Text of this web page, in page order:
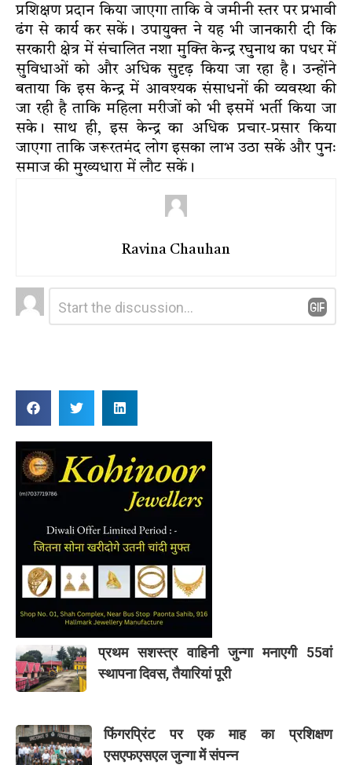
प्रशिक्षण प्रदान किया जाएगा ताकि वे जमीनी स्तर पर प्रभावी
ढंग से कार्य कर सकें। उपायुक्त ने यह भी जानकारी दी कि
सरकारी क्षेत्र में संचालित नशा मुक्ति केन्द्र रघुनाथ का पधर में
सुविधाओं को और अधिक सुदृढ़ किया जा रहा है। उन्होंने
बताया कि इस केन्द्र में आवश्यक संसाधनों की व्यवस्था की
जा रही है ताकि महिला मरीजों को भी इसमें भर्ती किया जा
सके। साथ ही, इस केन्द्र का अधिक प्रचार-प्रसार किया
जाएगा ताकि जरूरतमंद लोग इसका लाभ उठा सकें और पुनः
समाज की मुख्यधारा में लौट सकें।
Ravina Chauhan
Leave
a
Comment
प्रथम सशस्त्र वाहिनी जुन्गा मनाएगी 55वां
स्थापना दिवस, तैयारियां पूरी
फिंगरप्रिंट पर एक माह का प्रशिक्षण
एसएफएसएल जुन्गा में संपन्न